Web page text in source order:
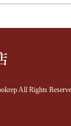
習慣說：「請看
謝泰山說，在
的感受。在黑
All Rights